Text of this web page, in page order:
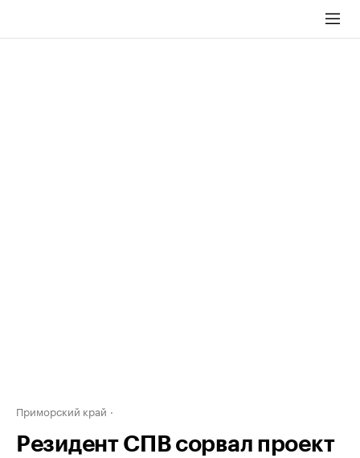
Приморский край
Резидент СПВ сорвал проект